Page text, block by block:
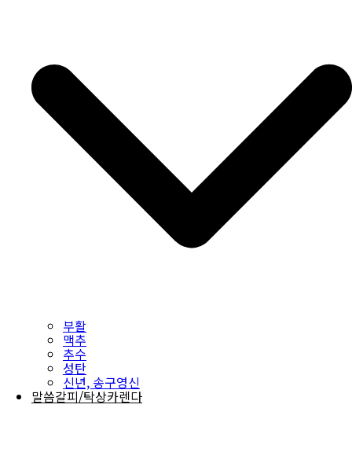
부활
맥추
추수
성탄
신년, 송구영신
말씀갈피/탁상카렌다